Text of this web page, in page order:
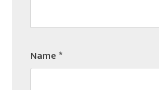
Name*